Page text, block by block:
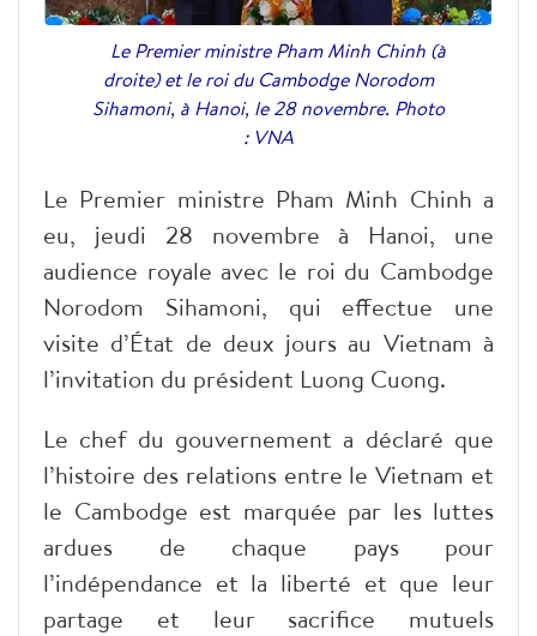
Le Premier ministre Pham Minh Chinh (à
droite) et le roi du Cambodge Norodom
Sihamoni, à Hanoi, le 28 novembre. Photo
: VNA
Le Premier ministre Pham Minh Chinh a
eu, jeudi 28 novembre à Hanoi, une
audience royale avec le roi du Cambodge
Norodom Sihamoni, qui effectue une
visite d’État de deux jours au Vietnam à
l’invitation du président Luong Cuong.
Le chef du gouvernement a déclaré que
l’histoire des relations entre le Vietnam et
le Cambodge est marquée par les luttes
ardues de chaque pays pour
l’indépendance et la liberté et que leur
partage et leur sacrifice mutuels